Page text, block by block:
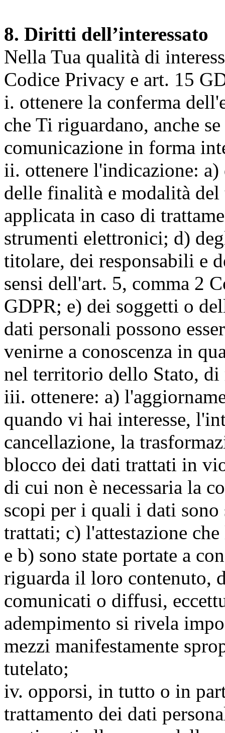
8. Diritti dell’interessato
Nella Tua qualità di
Codice Privacy e art. 15
i. ottenere la conferma
che Ti riguardano, anche
comunicazione in forma
ii. ottenere l'indicazione:
delle finalità e modalità
applicata in caso di
strumenti elettronici; d)
titolare, dei responsabili e
sensi dell'art. 5, comma 2
GDPR; e) dei soggetti o
dati personali possono
venirne a conoscenza in
nel territorio dello Stato,
iii. ottenere: a)
quando vi hai interesse,
cancellazione, la
blocco dei dati trattati in
di cui non è necessaria la
scopi per i quali i dati sono
trattati; c) l'attestazione
e b) sono state portate a
riguarda il loro contenuto,
comunicati o diffusi,
adempimento si rivela
mezzi manifestamente
tutelato;
iv. opporsi, in tutto o in
trattamento dei dati